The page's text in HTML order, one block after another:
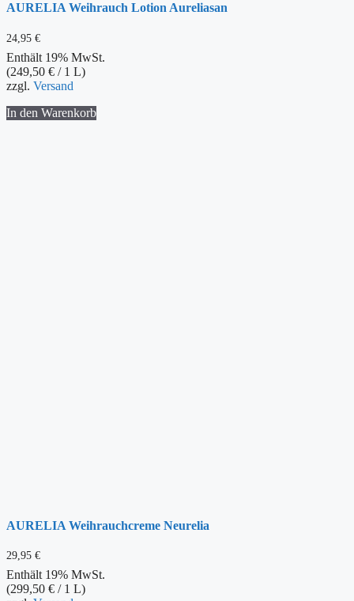
AURELIA Weihrauch Lotion Aureliasan
24,95 €
Enthält 19% MwSt.
(249,50 € / 1 L)
zzgl. Versand
In den Warenkorb
AURELIA Weihrauchcreme Neurelia
29,95 €
Enthält 19% MwSt.
(299,50 € / 1 L)